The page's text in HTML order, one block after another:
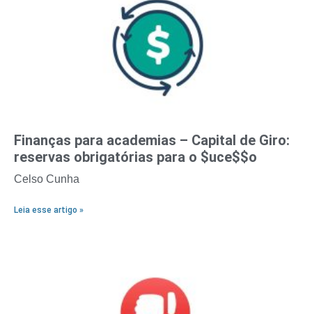
Finanças para academias – Capital de Giro:
reservas obrigatórias para o $uce$$o
Celso Cunha
Leia esse artigo »